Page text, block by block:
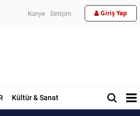
Künye İletişim Giriş Yap
Kültür & Sanat